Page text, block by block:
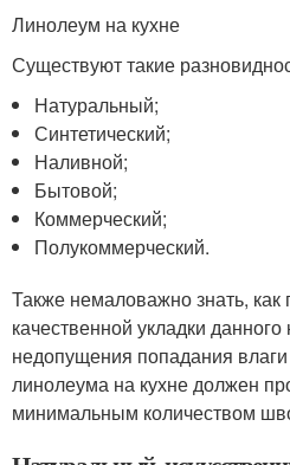
Линолеум на кухне
Существуют такие
Натуральный;
Синтетический;
Наливной;
Бытовой;
Коммерческий;
Полукоммерческий.
Также немаловажно знать, как
качественной укладки
недопущения попадания
линолеума на кухне должен
минимальным количеством